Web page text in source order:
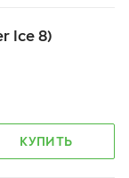
Ice 8)
КУПИТЬ